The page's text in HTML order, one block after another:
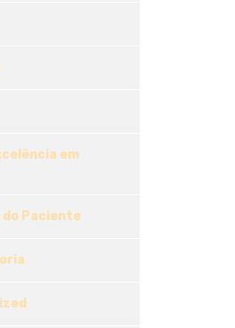
em
do Paciente